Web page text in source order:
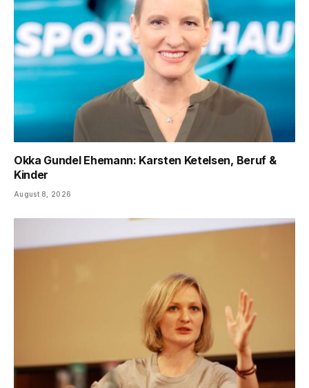
Okka Gundel Ehemann: Karsten Ketelsen, Beruf &
Kinder
August 8, 2026